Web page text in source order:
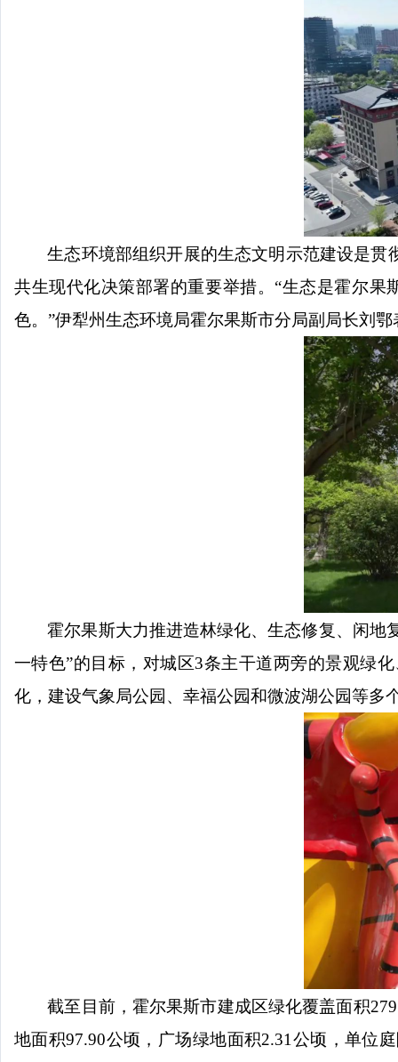
生态环境部组织开展的生态文明示范建设是
共生现代化决策部署的重要举措。 “生态是霍尔果
色。”伊犁州生态环境局霍尔果斯市分局副局长刘鄂
霍尔果斯大力推进造林绿化、生态修复、闲地
一特色”的目标，对城区3条主干道两旁的景观绿
化，建设气象局公园、幸福公园和微波湖公园等多
截至目前，霍尔果斯市建成区绿化覆盖面积
地面积97.90公顷，广场绿地面积2.31公顷，单位